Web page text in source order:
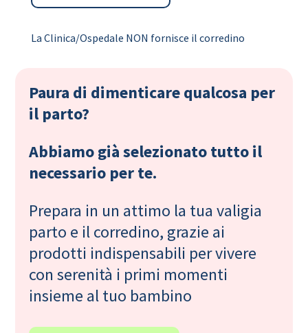
La Clinica/Ospedale NON fornisce il corredino
Paura di dimenticare qualcosa per
il parto?
Abbiamo già selezionato tutto il
necessario per te.
Prepara in un attimo la tua valigia
parto e il corredino, grazie ai
prodotti indispensabili per vivere
con serenità i primi momenti
insieme al tuo bambino